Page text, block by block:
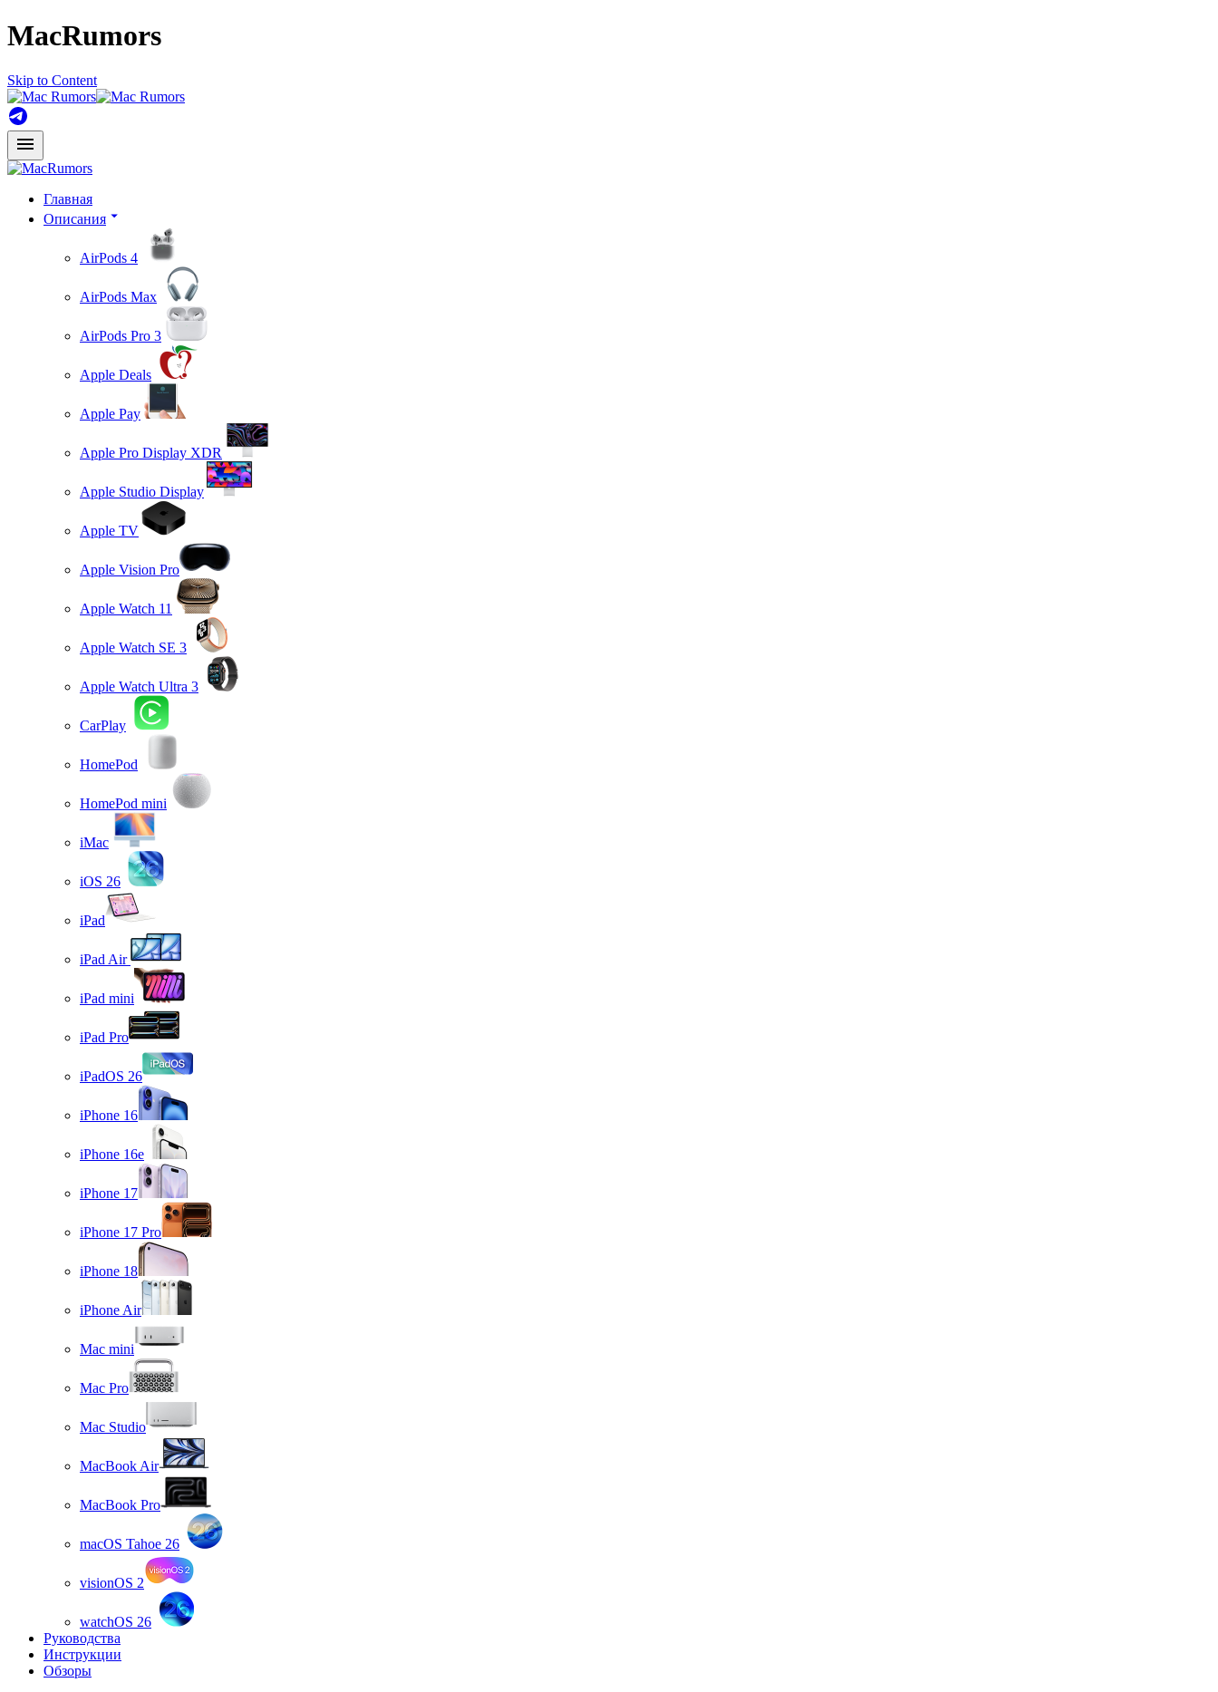
MacRumors
Skip to Content
Главная
Описания
AirPods 4
AirPods Max
AirPods Pro 3
Apple Deals
Apple Pay
Apple Pro Display XDR
Apple Studio Display
Apple TV
Apple Vision Pro
Apple Watch 11
Apple Watch SE 3
Apple Watch Ultra 3
CarPlay
HomePod
HomePod mini
iMac
iOS 26
iPad
iPad Air
iPad mini
iPad Pro
iPadOS 26
iPhone 16
iPhone 16e
iPhone 17
iPhone 17 Pro
iPhone 18
iPhone Air
Mac mini
Mac Pro
Mac Studio
MacBook Air
MacBook Pro
macOS Tahoe 26
visionOS 2
watchOS 26
Руководства
Инструкции
Обзоры